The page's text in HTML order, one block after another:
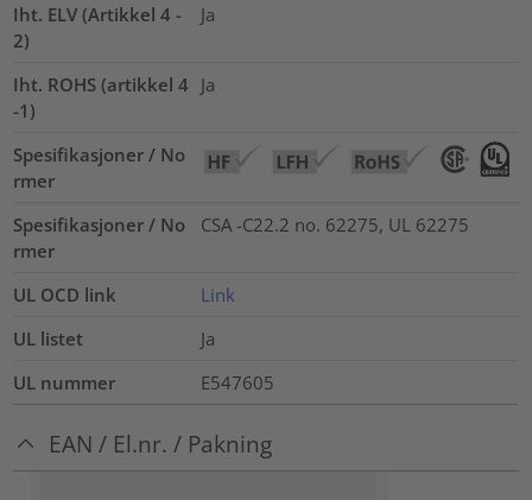
Iht. ELV (Artikkel 4 -
2)
Ja
Iht. ROHS (artikkel 4
-1)
Ja
Spesifikasjoner / No
rmer
Spesifikasjoner / No
rmer
CSA -C22.2 no. 62275, UL 62275
UL OCD link
Link
UL listet
Ja
UL nummer
E547605
EAN / El.nr. / Pakning